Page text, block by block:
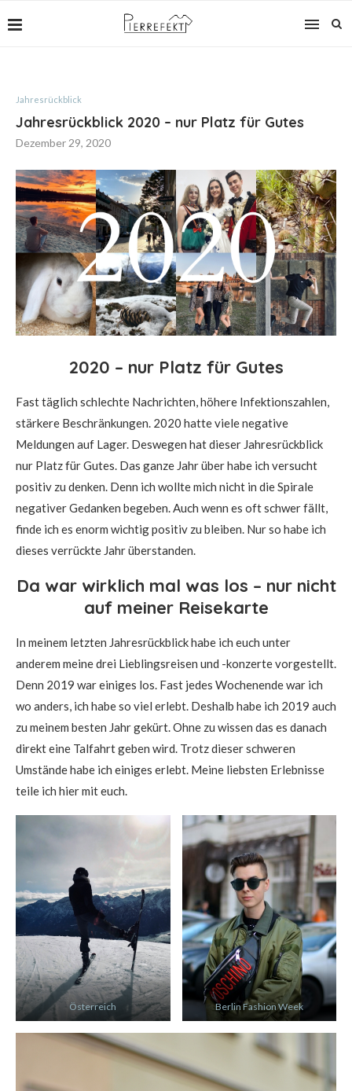
Jahresrückblick
Jahresrückblick 2020 – nur Platz für Gutes
Dezember 29, 2020
2020 – nur Platz für Gutes
Fast täglich schlechte Nachrichten, höhere Infektionszahlen,
stärkere Beschränkungen. 2020 hatte viele negative
Meldungen auf Lager. Deswegen hat dieser Jahresrückblick
nur Platz für Gutes. Das ganze Jahr über habe ich versucht
positiv zu denken. Denn ich wollte mich nicht in die Spirale
negativer Gedanken begeben. Auch wenn es oft schwer fällt,
finde ich es enorm wichtig positiv zu bleiben. Nur so habe ich
dieses verrückte Jahr überstanden.
Da war wirklich mal was los – nur nicht
auf meiner Reisekarte
In meinem letzten Jahresrückblick habe ich euch unter
anderem meine drei Lieblingsreisen und -konzerte vorgestellt.
Denn 2019 war einiges los. Fast jedes Wochenende war ich
wo anders, ich habe so viel erlebt. Deshalb habe ich 2019 auch
zu meinem besten Jahr gekürt. Ohne zu wissen das es danach
direkt eine Talfahrt geben wird. Trotz dieser schweren
Umstände habe ich einiges erlebt. Meine liebsten Erlebnisse
teile ich hier mit euch.
Österreich Berlin Fashion Week